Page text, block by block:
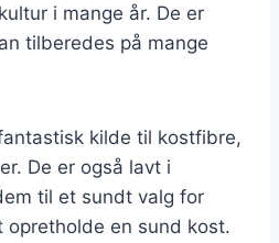
i mange år. De er
tilberedes på mange
kilde til kostfibre,
De er også lavt i
til et sundt valg for
opretholde en sund kost.